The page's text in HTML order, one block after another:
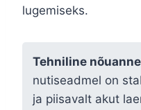
lugemiseks.
Tehniline
nutiseadmel on
ja piisavalt akut